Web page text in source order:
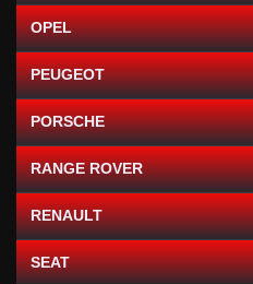
OPEL
PEUGEOT
PORSCHE
RANGE ROVER
RENAULT
SEAT